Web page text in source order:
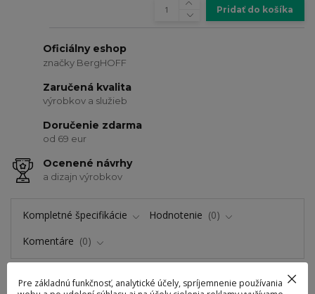
Pridať do košíka
Oficiálny eshop
značky BergHOFF
Zaručená kvalita
výrobkov a služieb
Doručenie zdarma
od 69 eur
Ocenené návrhy
a dizajn výrobkov
Kompletné špecifikácie Hodnotenie
0
Komentáre
0
Pre základnú funkčnosť, analytické účely, spríjemnenie používania